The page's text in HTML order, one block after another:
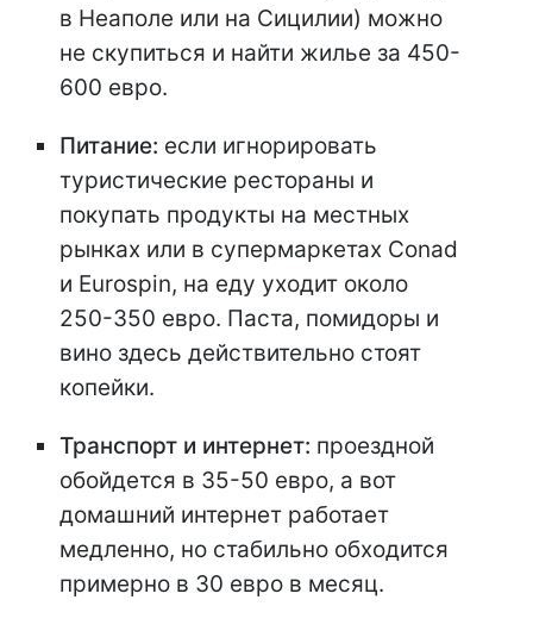
в Неаполе или на Сицилии) можно
не скупиться и найти жилье за 450-
600 евро.
Питание: если игнорировать
туристические рестораны и
покупать продукты на местных
рынках или в супермаркетах Conad
и Eurospin, на еду уходит около
250-350 евро. Паста, помидоры и
вино здесь действительно стоят
копейки.
Транспорт и интернет: проездной
обойдется в 35-50 евро, а вот
домашний интернет работает
медленно, но стабильно обходится
примерно в 30 евро в месяц.